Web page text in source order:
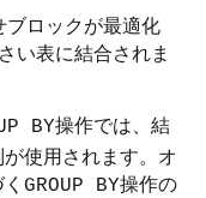
ロックが最適化
い表に結合されま
BY操作では、結
使用されます。オ
GROUP BY操作の